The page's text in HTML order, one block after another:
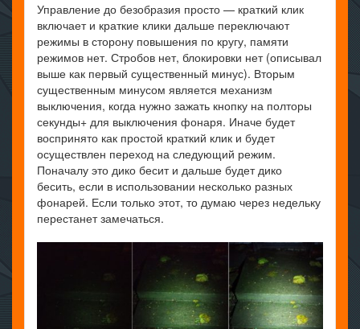
Управление до безобразия просто — краткий клик
включает и краткие клики дальше переключают
режимы в сторону повышения по кругу, памяти
режимов нет. Стробов нет, блокировки нет (описывал
выше как первый существенный минус). Вторым
существенным минусом является механизм
выключения, когда нужно зажать кнопку на полторы
секунды+ для выключения фонаря. Иначе будет
воспринято как простой краткий клик и будет
осуществлен переход на следующий режим.
Поначалу это дико бесит и дальше будет дико
бесить, если в использовании несколько разных
фонарей. Если только этот, то думаю через недельку
перестанет замечаться.